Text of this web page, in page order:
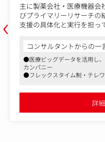
‹
リカバリーウェアブランド
戦略およびPRをリードす
月で累計150万枚 を突破。
市場No.1ブランド を目指
配属組織では、市場や顧客
を生活者へ届けることで、
市場分析からコミュニケ
店頭販促・キャンペーン
コンサルタントからの一
●ReFaやSIXPADを展開する美
●注目の集まるリカバリーウェ
●高待遇で各種手当や福利厚
詳